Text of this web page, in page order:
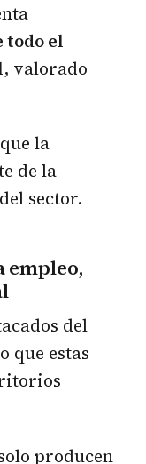
todo el
, valorado
la
de la
sector.
empleo,
del
que estas
producen